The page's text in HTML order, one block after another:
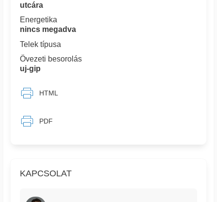
KAPCSOLAT
utcára
Energetika
nincs megadva
Telek típusa
Övezeti besorolás
uj-gip
HTML
PDF